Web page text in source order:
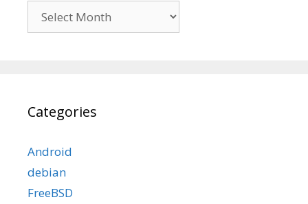
Categories
Android
debian
FreeBSD